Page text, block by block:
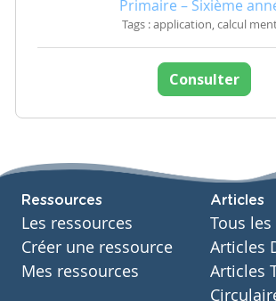
Primaire – Sixième
Tags : application, calcul
Consulter
Ressources
Les ressources
Créer une ressource
Mes ressources
Articles
Tous
Articles
Articles